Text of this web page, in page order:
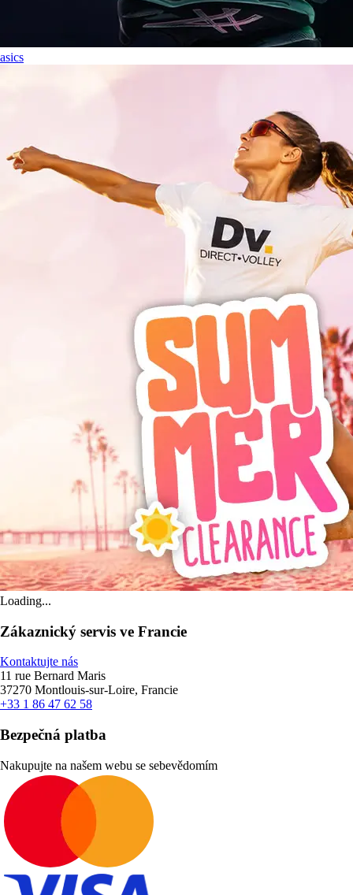
asics
Loading...
Zákaznický servis ve Francie
Kontaktujte nás
11 rue Bernard Maris
37270 Montlouis-sur-Loire, Francie
+33 1 86 47 62 58
Bezpečná platba
Nakupujte na našem webu se sebevědomím